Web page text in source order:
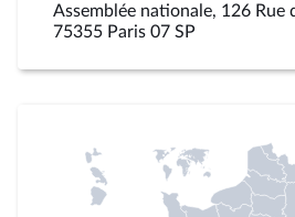
Assemblée nationale, 126 Rue
75355 Paris 07 SP